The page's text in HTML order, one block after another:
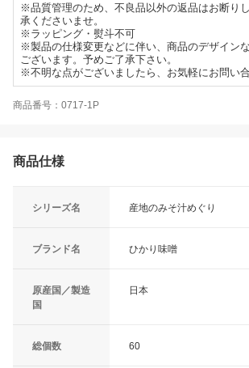
※品質管理のため、不良品以外の返品はお断り
承くださいませ。
※ラッピング・熨斗不可
※製品の仕様変更などに伴い、商品のデザイン
ございます。予めご了承下さい。
※不明な点がございましたら、お気軽にお問い合
商品番号：0717-1P
商品仕様
シリーズ名 産地のみそ汁めぐり
ブランド名 ひかり味噌
原産国／製造
国
日本
総個数 60